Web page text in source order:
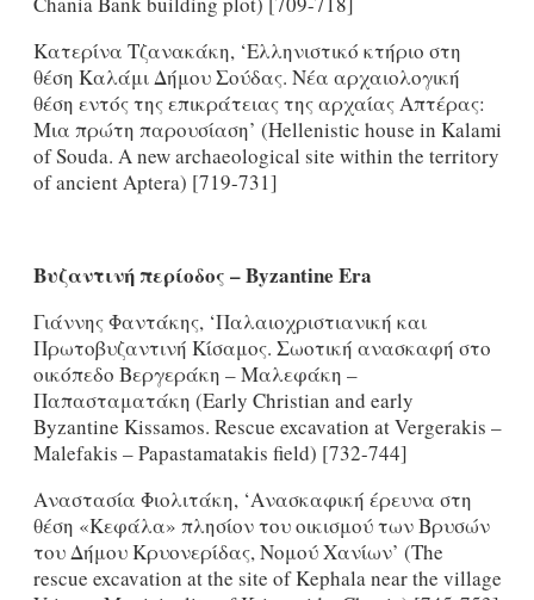
Κατερίνα Tζανακάκη, ‘Ελληνιστικό κτήριο στη
θέση Καλάμι Δήμου Σούδας. Νέα αρχαιολογική
θέση εντός της επικράτειας της αρχαίας Απτέρας:
Μια πρώτη παρουσίαση’ (Hellenistic house in Kalami
of Souda. A new archaeological site within the territory
of ancient Aptera) [719-731]
Βυζαντινή περίοδος –Byzantine Era
Γιάννης Φαντάκης, ‘Παλαιοχριστιανική και
Πρωτοβυζαντινή Κίσαμος. Σωοτική ανασκαφή στο
οικόπεδο Βεργεράκη – Μαλεφάκη –
Παπασταματάκη (Early Christian and early
Byzantine Kissamos. Rescue excavation at Vergerakis –
Malefakis – Papastamatakis field) [732-744]
Αναστασία Φιολιτάκη, ‘Ανασκαφική έρευνα στη
θέση «Κεφάλα» πλησίον του οικισμού των Βρυσών
του Δήμου Κρυονερίδας, Νομού Χανίων’ (The
rescue excavation at the site of Kephala near the village